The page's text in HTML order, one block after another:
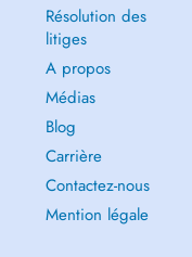
Résolution des
litiges
A propos
Médias
Blog
Carrière
Contactez-nous
Mention légale